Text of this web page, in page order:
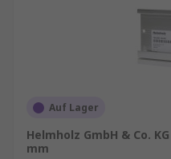
Auf Lager
Helmholz GmbH & Co.
mm